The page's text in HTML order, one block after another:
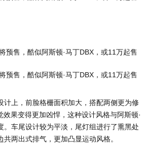
计上，前脸格栅面积加大，搭配两侧更为修
果变得更加凶悍，这种设计风格与阿斯顿·
。车尾设计较为平淡，尾灯组进行了熏黑处
两出式排气，更加凸显运动风格。